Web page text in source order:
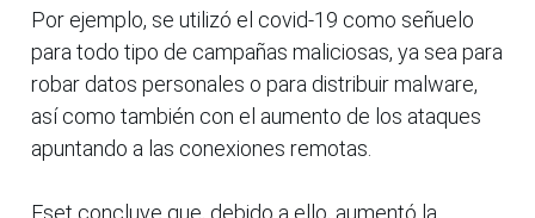
Por ejemplo, se utilizó el covid-19 como señuelo
para todo tipo de campañas maliciosas, ya sea para
robar datos personales o para distribuir malware,
así como también con el aumento de los ataques
apuntando a las conexiones remotas.
Eset concluye que, debido a ello, aumentó la